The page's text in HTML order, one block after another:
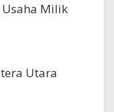
Milik
Utara